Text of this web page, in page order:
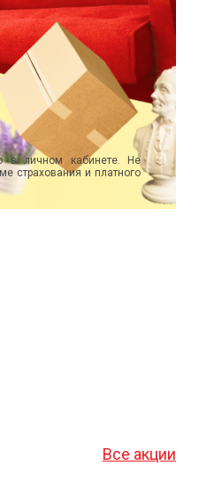
в личном кабинете. Не
страхования и платного
Все акции